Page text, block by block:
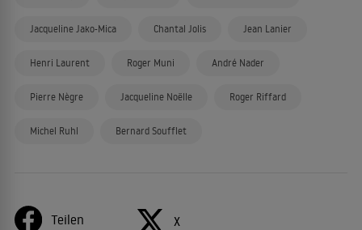
Jacqueline Jako-Mica Chantal Jolis Jean Lanier
Henri Laurent Roger Muni André Nader
Pierre Nègre Jacqueline Noëlle Roger Riffard
Michel Ruhl Bernard Soufflet
Teilen X